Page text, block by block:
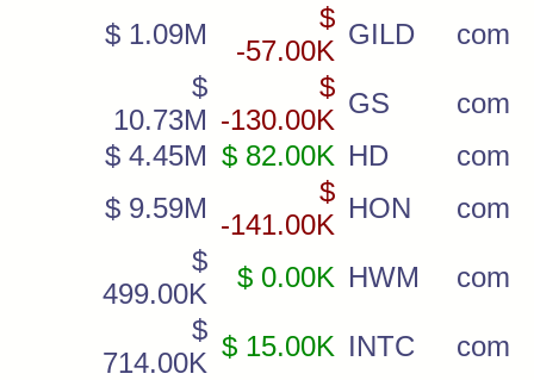
$ 1.09M
$
-57.00K
GILD
com
$
10.73M
$
-130.00K
GS
com
$ 4.45M $ 82.00K HD
com
$ 9.59M
$
-141.00K
HON
com
$
499.00K
$ 0.00K HWM
com
$
714.00K
$ 15.00K INTC
com